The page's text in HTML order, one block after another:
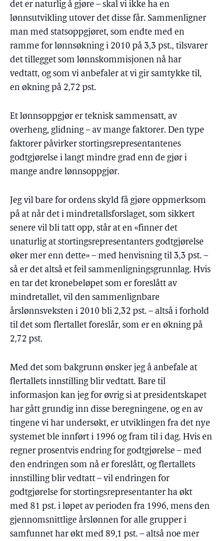
det er naturlig å gjøre – skal vi ikke ha en
lønnsutvikling utover det disse får. Sammenligner
man med statsoppgjøret, som endte med en
ramme for lønnsøkning i 2010 på 3,3 pst., tilsvarer
det tillegget som lønnskommisjonen nå har
vedtatt, og som vi anbefaler at vi gir samtykke til,
en økning på 2,72 pst.
Et lønnsoppgjør er teknisk sammensatt, av
overheng, glidning – av mange faktorer. Den type
faktorer påvirker stortingsrepresentantenes
godtgjørelse i langt mindre grad enn de gjør i
mange andre lønnsoppgjør.
Jeg vil bare for ordens skyld få gjøre oppmerksom
på at når det i mindretallsforslaget, som sikkert
senere vil bli tatt opp, står at en «finner det
unaturlig at stortingsrepresentanters godtgjørelse
øker mer enn dette» – med henvisning til 3,3 pst. –
så er det altså et feil sammenligningsgrunnlag. Hvis
en tar det kronebeløpet som er foreslått av
mindretallet, vil den sammenlignbare
årslønnsveksten i 2010 bli 2,32 pst. – altså i forhold
til det som flertallet foreslår, som er en økning på
2,72 pst.
Med det som bakgrunn ønsker jeg å anbefale at
flertallets innstilling blir vedtatt. Bare til
informasjon kan jeg for øvrig si at presidentskapet
har gått grundig inn disse beregningene, og en av
tingene vi har undersøkt, er utviklingen fra det nye
systemet ble innført i 1996 og fram til i dag. Hvis en
regner prosentvis endring for godtgjørelse – med
den endringen som nå er foreslått, og flertallets
innstilling blir vedtatt – vil endringen for
godtgjørelse for stortingsrepresentanter ha økt
med 81 pst. i løpet av perioden fra 1996, mens den
gjennomsnittlige årslønnen for alle grupper i
samfunnet har økt med 89,1 pst. – altså noe mer